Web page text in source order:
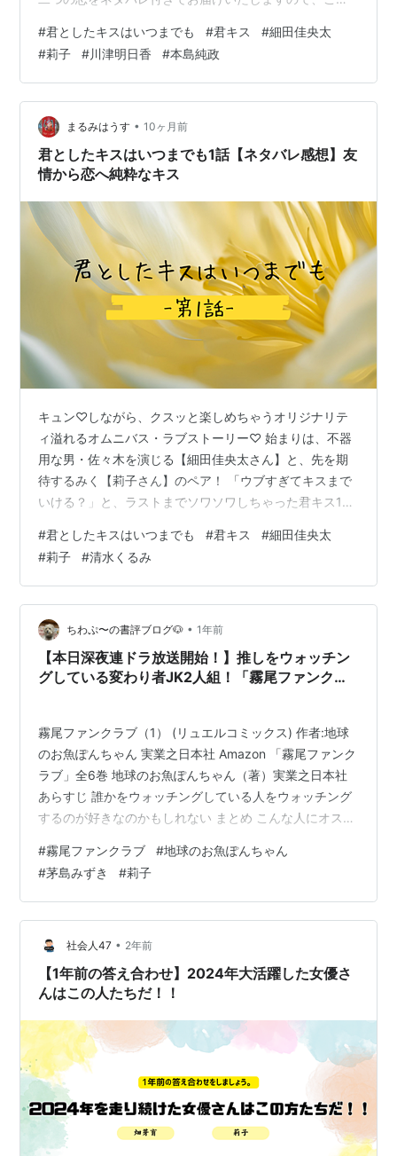
mayflower1322.hateblo.jp mayflower1322.hateblo.jp
【川津さん出演のドラマもおすすめ】
mayflower1322.hateblo.jp ❤︎.sweet time.❤︎ リンク ※ 当
サイトではアフィリエイト広告を掲載しています。 ※ ｷｭﾝ
❤…
#君としたキスはいつまでも #君キス #細田佳央太
#莉子 #川津明日香 #本島純政
まるみはうす • 10ヶ月前
君としたキスはいつまでも1話【ネタバレ感想】友
情から恋へ純粋なキス
キュン♡しながら、クスッと楽しめちゃうオリジナリテ
ィ溢れるオムニバス・ラブストーリー♡ 始まりは、不器
用な男・佐々木を演じる【細田佳央太さん】と、先を期
待するみく【莉子さん】のペア！ 「ウブすぎてキスまで
いける？」と、ラストまでソワソワしちゃった君キス1話
でコンパクト収納✨／ リンク ✴︎この記事にはネタバレが
含まれます✴︎ ※当サイトではアフィリエイト広告を掲載し
ています。 君としたキスはいつまでも1話あらすじ みく
side 苗字呼び 不機嫌…？ 仰天行動！ 佐々木side パリパ
リ好き 不器用な彼 「俺とみくが…？」 キスまでのワンシ
ーン…
#君としたキスはいつまでも #君キス #細田佳央太
#莉子 #清水くるみ
ちわぷ〜の書評ブログ🐶 • 1年前
【本日深夜連ドラ放送開始！】推しをウォッチン
グしている変わり者JK2人組！「霧尾ファンクラ
霧尾ファンクラブ（1） (リュエルコミックス) 作者:地球
のお魚ぽんちゃん 実業之日本社 Amazon 「霧尾ファンク
ラブ」全6巻 地球のお魚ぽんちゃん（著）実業之日本社
あらすじ 誰かをウォッチングしている人をウォッチング
するのが好きなのかもしれない まとめ こんな人にオスス
た、超私好みの本作！ なんと思いのほか早く連ドラが放
送開始されるとの事でしたので、本日は加筆再掲載させ
ていただきます☆ 「霧尾ファンクラブ」全6巻 地球のお
魚ぽんちゃん（著）実業之日本社 あらすじ 女子高生の藍
美と波は、同じクラスの霧尾くんが大好き。 二人は恋の
ライバル…
#霧尾ファンクラブ #地球のお魚ぽんちゃん
#茅島みずき #莉子
社会人47 • 2年前
【1年前の答え合わせ】2024年大活躍した女優さ
んはこの人たちだ！！